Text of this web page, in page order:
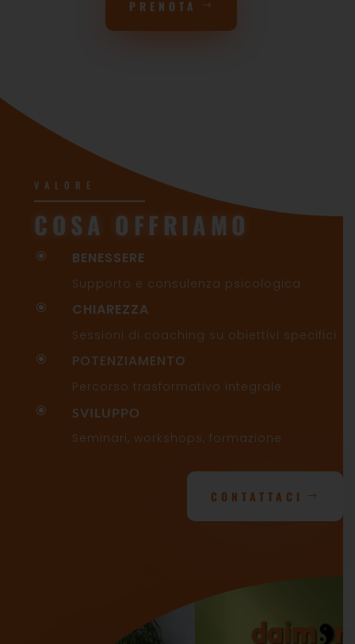
PRENOTA
VALORE
COSA OFFRIAMO
\ BENESSERE
Supporto e consulenza psicologica
\ CHIAREZZA
Sessioni di coaching su obiettivi specifici
\ POTENZIAMENTO
Percorso trasformativo integrale
\ SVILUPPO
Seminari, workshops, formazione
CONTATTACI